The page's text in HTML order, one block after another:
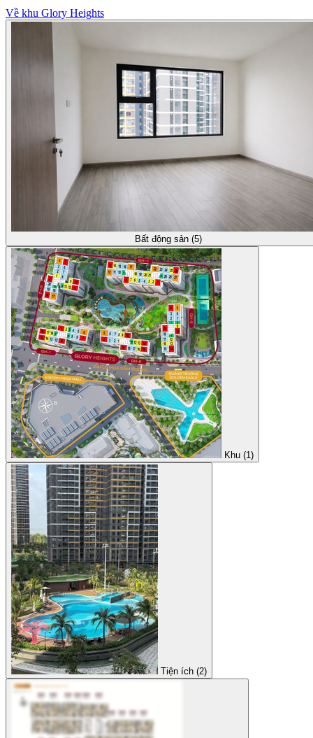
Về khu Glory Heights
Bất động sản (5)
Khu (1)
Tiện ích (2)